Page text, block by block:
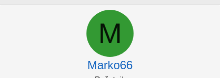
M
Marko66